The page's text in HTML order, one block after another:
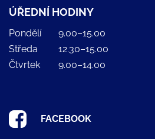
ÚŘEDNÍ HODINY
Pondělí
9.00–15.00
Středa
12.30–15.00
Čtvrtek
9.00–14.00
FACEBOOK